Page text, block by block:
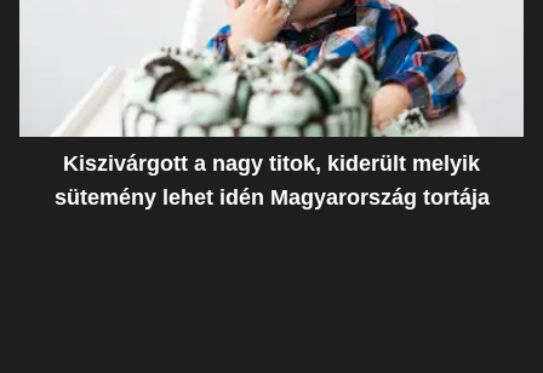
Kiszivárgott a nagy titok, kiderült melyik
sütemény lehet idén Magyarország tortája